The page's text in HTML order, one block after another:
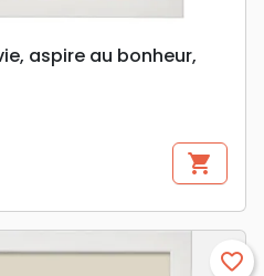
aspire au bonheur,
shopping_cart
favorite_border